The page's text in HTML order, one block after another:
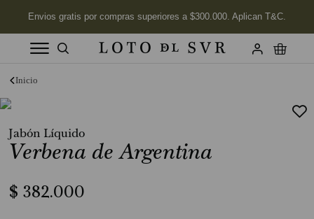
Jabón Líquido
Verbena de Argentina
$ 382.000
Términos más buscados
2. Jabon
3 Labios
4